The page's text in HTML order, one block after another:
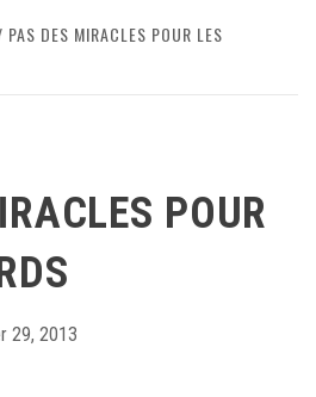
PAS DES MIRACLES POUR LES
POUR
29, 2013